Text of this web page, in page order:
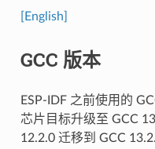
[English]
GCC 版本
ESP-IDF 之前使用的
芯片目标升级至 GCC
12.2.0 迁移到 GCC